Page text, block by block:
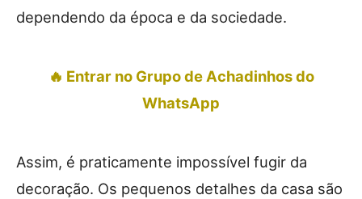
dependendo da época e da sociedade.
🔥 Entrar no Grupo de Achadinhos do
WhatsApp
Assim, é praticamente impossível fugir da
decoração. Os pequenos detalhes da casa são